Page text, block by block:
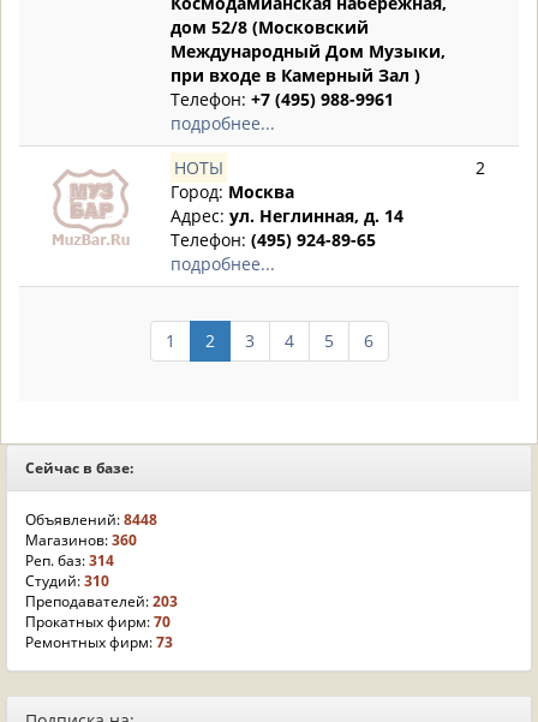
дом 52/8 (Московский
Международный Дом Музыки,
при входе в Камерный Зал )
Телефон: +7 (495) 988-9961
подробнее...
НОТЫ
Город: Москва
Адрес: ул. Неглинная, д. 14
Телефон: (495) 924-89-65
подробнее...
2
1 2 3 4 5 6
Сейчас в базе:
Объявлений:8448
Магазинов:360
Реп. баз:314
Студий:310
Преподавателей:203
Прокатных фирм:70
Ремонтных фирм:73